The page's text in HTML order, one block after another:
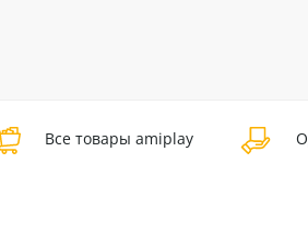
Все товары amiplay